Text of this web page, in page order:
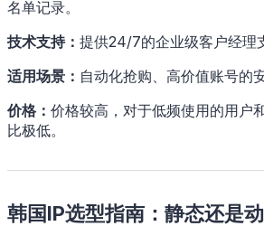
名单记录。
技术支持： 提供24/7的企业级客户经理
适用场景： 自动化抢购、高价值账号的
价格： 价格较高，对于低频使用的用户
比极低。
韩国IP选型指南：静态还是